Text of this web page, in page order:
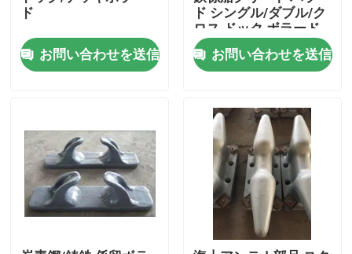
製品
企業情報
ド
お問い合わせを送信
ド シングル/ダブル/ク
ロス ドック ボラード
お問い合わせを送信